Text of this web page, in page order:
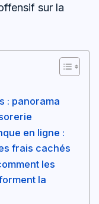
sur la
: panorama
en ligne :
frais cachés
les
la